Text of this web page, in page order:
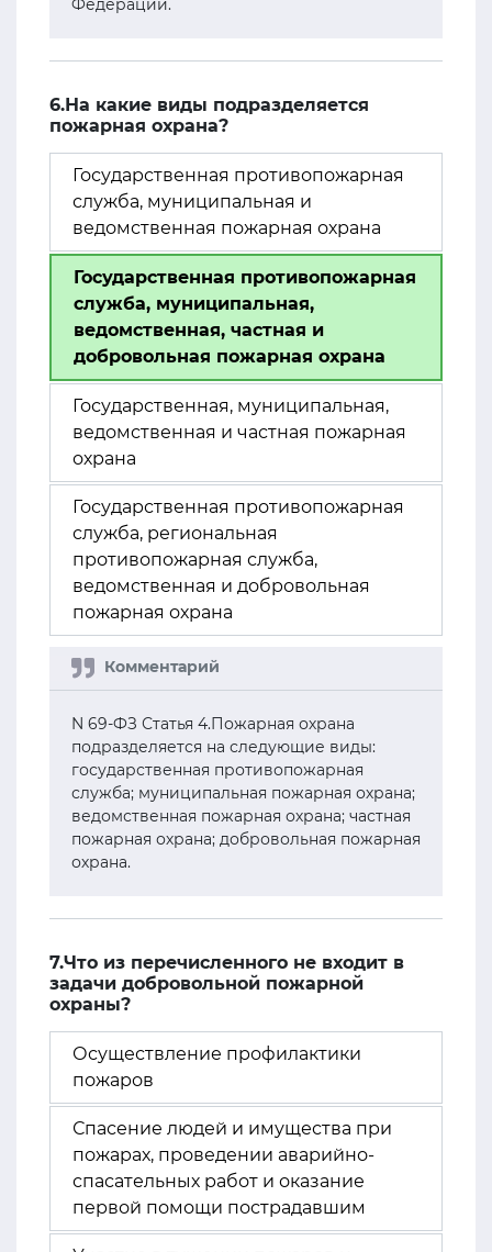
Федерации.
6.На какие виды подразделяется
пожарная охрана?
Государственная противопожарная
служба, муниципальная и
ведомственная пожарная охрана
Государственная противопожарная
служба, муниципальная,
ведомственная, частная и
добровольная пожарная охрана
Государственная, муниципальная,
ведомственная и частная пожарная
охрана
Государственная противопожарная
служба, региональная
противопожарная служба,
ведомственная и добровольная
пожарная охрана
N 69-ФЗ Статья 4.Пожарная охрана
подразделяется на следующие виды:
государственная противопожарная
служба; муниципальная пожарная охрана;
ведомственная пожарная охрана; частная
пожарная охрана; добровольная пожарная
охрана.
7.Что из перечисленного не входит в
задачи добровольной пожарной
охраны?
Осуществление профилактики
пожаров
Спасение людей и имущества при
пожарах, проведении аварийно-
спасательных работ и оказание
первой помощи пострадавшим